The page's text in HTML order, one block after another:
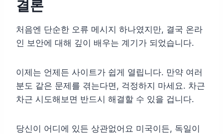
결론
처음엔 단순한 오류 메시지 하나였지만, 결국 온라
인 보안에 대해 깊이 배우는 계기가 되었습니다.
이제는 언제든 사이트가 쉽게 열립니다. 만약 여러
분도 같은 문제를 겪는다면, 걱정하지 마세요. 차근
차근 시도해보면 반드시 해결할 수 있을 겁니다.
당신이 어디에 있든 상관없어요 미국이든, 독일이